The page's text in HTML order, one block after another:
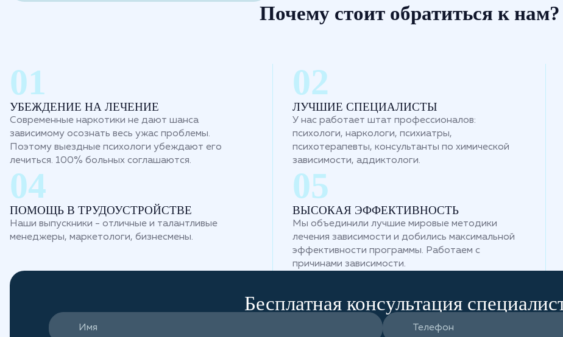
Почему стоит обратиться к нам?
УБЕЖДЕНИЕ НА ЛЕЧЕНИЕ
Современные наркотики не дают шанса
зависимому осознать весь ужас проблемы.
Поэтому выездные психологи убеждают его
лечиться. 100% больных соглашаются.
ЛУЧШИЕ СПЕЦИАЛИСТЫ
У нас работает штат профессионалов:
психологи, наркологи, психиатры,
психотерапевты, консультанты по химической
зависимости, аддиктологи.
ПОМОЩЬ В ТРУДОУСТРОЙСТВЕ
Наши выпускники - отличные и талантливые
менеджеры, маркетологи, бизнесмены.
ВЫСОКАЯ ЭФФЕКТИВНОСТЬ
Мы объединили лучшие мировые методики
лечения зависимости и добились максимальной
эффективности программы. Работаем с
причинами зависимости.
Бесплатная консультация